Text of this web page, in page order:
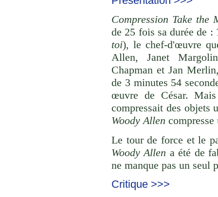
Compression Take the
de 25 fois sa durée de :
toi), le chef-d'œuvre
Allen, Janet
Chapman et Jan
de 3 minutes 54
œuvre de César.
compressait des objets
Woody Allen
Le tour de force et le
Woody Allen a été de
ne manque pas un
Critique >>>